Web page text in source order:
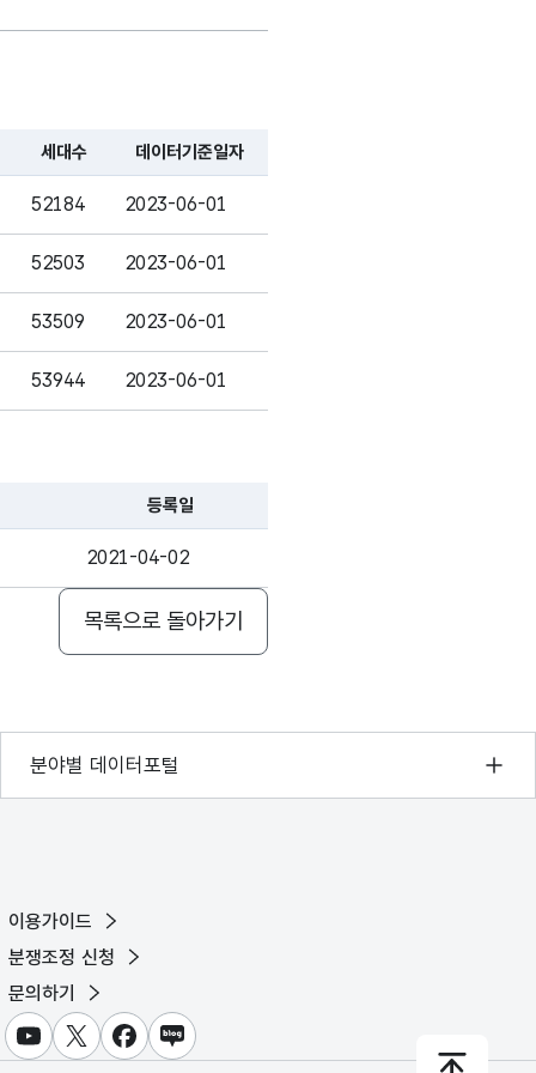
숫자형
(NUMERIC)
숫자형
(NUMERIC)
가변문자형
(VARCHAR)
세대수 데이터기준일자
52184 2023-06-01
52503 2023-06-01
53509 2023-06-01
53944 2023-06-01
등록일
2021-04-02
목록으로 돌아가기
분야별 데이터포털
기상자료개방포털
국토교통부 공간정보오픈플랫폼
농림축산식품 공공데이터포털
보건의료빅데이터개방시스템
식품의약품안전처 데이터포털
이용가이드
분쟁조정 신청
문의하기
유튜브X 페이스북
블로그